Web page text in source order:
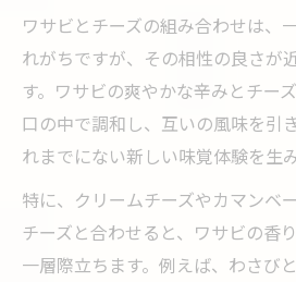
チーズとワサビのバラ
ワサビとチーズが奏でる
ワサビチーズで楽しむ
チーズとワサビを活用
力
ワサビの健康効果とチーズ
ワサビの健康効果とチ
目
ワサビとチーズの組み合わせは、
れがちですが、その相性の良さが
す。ワサビの爽やかな辛みとチー
口の中で調和し、互いの風味を引
れまでにない新しい味覚体験を生
特に、クリームチーズやカマンベ
チーズと合わせると、ワサビの香
一層際立ちます。例えば、わさび